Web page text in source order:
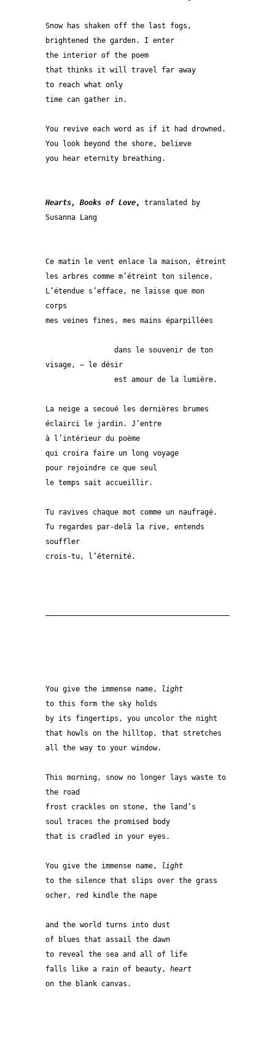
Snow has shaken off the last fogs,
brightened the garden. I enter
the interior of the poem
that thinks it will travel far away
to reach what only
time can gather in.
You revive each word as if it had drowned.
You look beyond the shore, believe
you hear eternity breathing.
Hearts, Books of Love,
translated by
Susanna Lang
Ce matin le vent enlace la maison, étreint
les arbres comme m’étreint ton silence.
L’étendue s’efface, ne laisse que mon
corps
mes veines fines, mes mains éparpillées
visage, − le désir
		est amour de la lumière.
La neige a secoué les dernières brumes
éclairci le jardin. J’entre
à l’intérieur du poème
qui croira faire un long voyage
pour rejoindre ce que seul
le temps sait accueillir.
Tu ravives chaque mot comme un naufragé.
Tu regardes par-delà la rive, entends
souffler
crois-tu, l’éternité.
——————————————————————————————————————————————
You give the immense name,
light
to this form the sky holds
by its fingertips, you uncolor the night
that howls on the hilltop, that stretches
all the way to your window.
This morning, snow no longer lays waste to
the road
frost crackles on stone, the land’s
soul traces the promised body
that is cradled in your eyes.
You give the immense name,
light
to the silence that slips over the grass
ocher, red kindle the nape
and the world turns into dust
of blues that assail the dawn
to reveal the sea and all of life
falls like a rain of beauty, heart
on the blank canvas.